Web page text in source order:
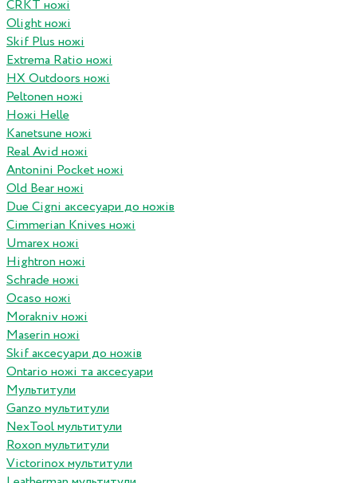
CRKT ножі
Olight ножі
Skif Plus ножі
Extrema Ratio ножі
HX Outdoors ножі
Peltonen ножі
Ножі Helle
Kanetsune ножі
Real Avid ножі
Antonini Pocket ножі
Old Bear ножі
Due Cigni аксесуари до ножів
Cimmerian Knives ножі
Umarex ножі
Hightron ножі
Schrade ножі
Ocaso ножі
Morakniv ножі
Maserin ножі
Skif аксесуари до ножів
Ontario ножі та аксесуари
Мультитули
Ganzo мультитули
NexTool мультитули
Roxon мультитули
Victorinox мультитули